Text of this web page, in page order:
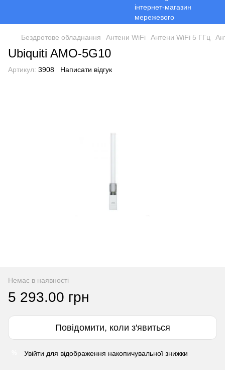
Бездротове обладнання Антени WiFi Антени WiFi 5 ГГц
Ubiquiti AMO-5G10
Артикул: 3908 Написати відгук
Немає в наявності
5 293.00 грн
Повідомити, коли з'явиться
Увійти для відображення накопичувальної знижки